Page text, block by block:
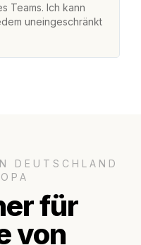
Teams. Ich kann
uneingeschränkt
DEUTSCHLAND
für
von